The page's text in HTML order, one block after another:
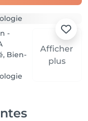
Afficher
plus